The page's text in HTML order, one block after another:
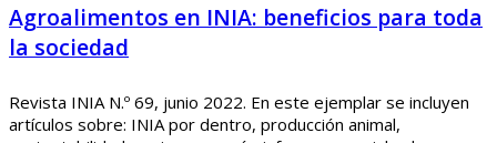
Agroalimentos en INIA: beneficios para toda
la sociedad
Revista INIA N.º 69, junio 2022. En este ejemplar se incluyen
artículos sobre: INIA por dentro, producción animal,